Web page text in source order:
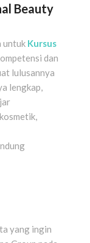
Beauty
untuk Kursus
dan
lulusannya
lengkap,
yang ingin